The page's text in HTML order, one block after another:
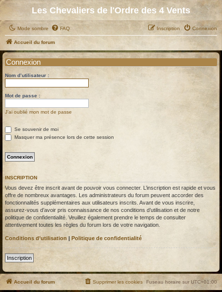
Les Chevaliers de l'Ordre des 4 Vents
Mode sombre FAQ Connexion
Inscription
Accueil du forum
Connexion
Nom d’utilisateur :
Mot de passe :
J’ai oublié mon mot de passe
Se souvenir de moi
Masquer ma présence lors de cette session
INSCRIPTION
Vous devez être inscrit avant de pouvoir vous connecter. L’inscription est rapide et vous
offre de nombreux avantages. Les administrateurs du forum peuvent accorder des
fonctionnalités supplémentaires aux utilisateurs inscrits. Avant de vous inscrire,
assurez-vous d’avoir pris connaissance de nos conditions d’utilisation et de notre
politique de confidentialité. Veuillez également prendre le temps de consulter
attentivement toutes les règles du forum lors de votre navigation.
Conditions d’utilisation | Politique de confidentialité
Inscription
Accueil du forum Fuseau horaire surUTC+01:00
Supprimer les cookies